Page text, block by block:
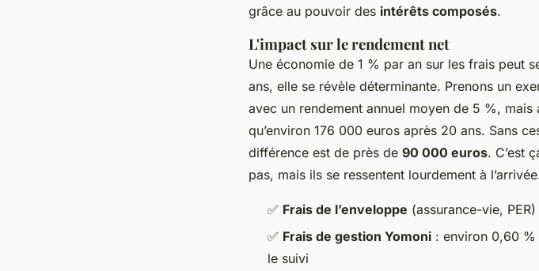
grâce au pouvoir des intérêts composés.
L'impact sur le rendement net
Une économie de 1 % par an sur les frais peut
ans, elle se révèle déterminante. Prenons un
avec un rendement annuel moyen de 5 %,
qu’environ 176 000 euros après 20 ans. Sans
différence est de près de 90 000 euros. C’est
pas, mais ils se ressentent lourdement à
✅ Frais de l’enveloppe (assurance-vie,
✅ Frais de gestion Yomoni : environ 0,60
le suivi